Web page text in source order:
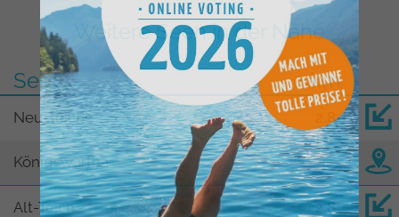
Weitere Seen in der Nähe
See
km
Neu-Teiche 2,8
Königswartha
Alt-Teich 2,8